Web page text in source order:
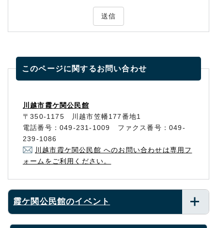
送信
このページに関するお問い合わせ
川越市霞ケ関公民館
〒350-1175 川越市笠幡177番地1
電話番号：049-231-1009 ファクス番号：049-
239-1086
川越市霞ケ関公民館 へのお問い合わせは専用フ
ォームをご利用ください。
霞ケ関公民館のイベント